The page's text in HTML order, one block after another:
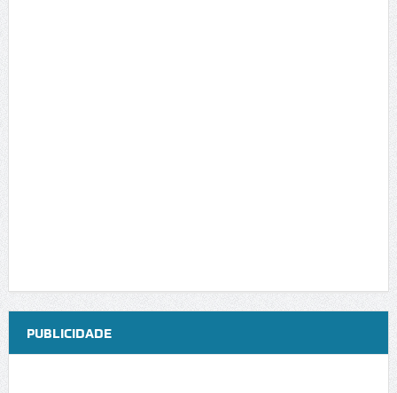
PUBLICIDADE